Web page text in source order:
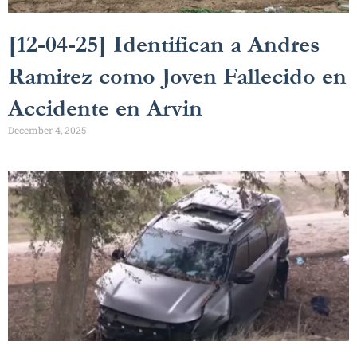
[12-04-25] Identifican a Andres
Ramirez como Joven Fallecido en
Accidente en Arvin
December 4, 2025